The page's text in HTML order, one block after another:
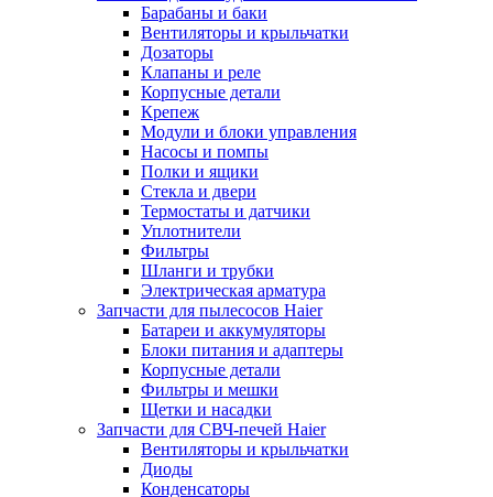
Барабаны и баки
Вентиляторы и крыльчатки
Дозаторы
Клапаны и реле
Корпусные детали
Крепеж
Модули и блоки управления
Насосы и помпы
Полки и ящики
Стекла и двери
Термостаты и датчики
Уплотнители
Фильтры
Шланги и трубки
Электрическая арматура
Запчасти для пылесосов Haier
Батареи и аккумуляторы
Блоки питания и адаптеры
Корпусные детали
Фильтры и мешки
Щетки и насадки
Запчасти для СВЧ-печей Haier
Вентиляторы и крыльчатки
Диоды
Конденсаторы